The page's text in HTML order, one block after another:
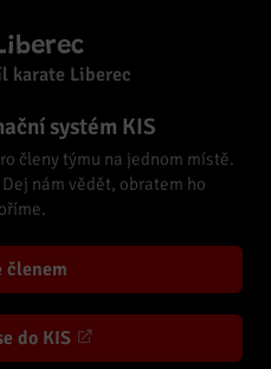
karate Liberec
systém KIS
členy týmu na jednom místě.
nám vědět, obratem ho
členem
do KIS